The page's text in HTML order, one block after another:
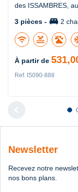
des ISSAMBRES,
3 pièces - king_bed 2
wifi pool
À partir de
Ref. IS090-888
Newsletter
Recevez notre
nos bons plans.